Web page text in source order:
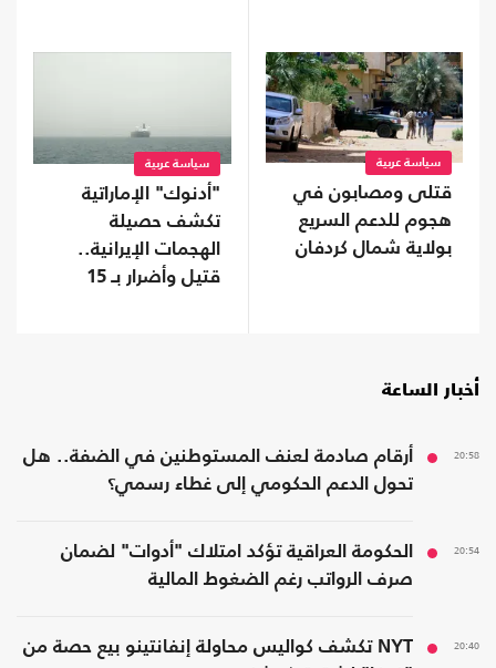
سياسة عربية
قتلى ومصابون في
هجوم للدعم السريع
بولاية شمال كردفان
سياسة عربية
"أدنوك" الإماراتية
تكشف حصيلة
الهجمات الإيرانية..
قتيل وأضرار بـ 15
أخبار الساعة
20:58
أرقام صادمة لعنف المستوطنين في الضفة.. هل
تحول الدعم الحكومي إلى غطاء رسمي؟
20:54
الحكومة العراقية تؤكد امتلاك "أدوات" لضمان
صرف الرواتب رغم الضغوط المالية
20:40
NYT تكشف كواليس محاولة إنفانتينو بيع حصة من